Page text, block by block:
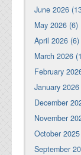
June 2026
May 2026 (6)
April 2026 (6)
March 2026
February
January
December
November
October
September